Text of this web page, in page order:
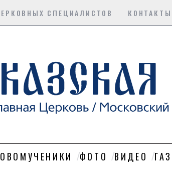
СПЕЦИАЛИСТОВ КОНТАКТЫ
ФОТО ВИДЕО